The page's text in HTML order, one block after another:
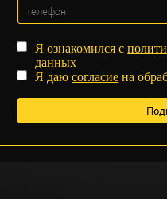
Я ознакомился с
данных
Я даюсогласие на